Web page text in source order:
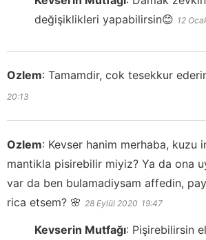
değişiklikleri yapabilirsin😊 12
Ozlem: Tamamdir, cok tesekkur
20:13
Ozlem: Kevser hanim merhaba, kuzu
mantikla pisirebilir miyiz? Ya da ona
var da ben bulamadiysam affedin,
rica etsem? 🌸 28 Eylül 2020 19:47
Kevserin Mutfağı: Pişirebilirsin